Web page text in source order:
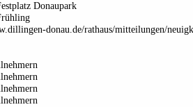
Donaupark
donau.de/rathaus/mitteilungen/